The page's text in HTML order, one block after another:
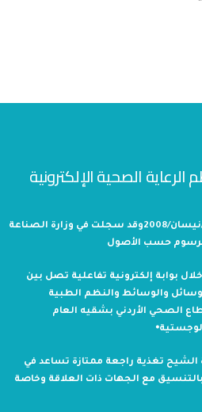
الصحية الإلكترونية
تأسست بحول الله وقدرته في 29/نيسان/2008وقد سجلت في وزارة الصناعة
حسب الأصول
بوابة إلكترونية تفاعلية تصل بين
والوسائط والنظم الطبية
الصحي الأردني بشقيه العام
الشيح تغذية راجعة ممتازة تساعد في
مع الجهات ذات العلاقة وخاصة